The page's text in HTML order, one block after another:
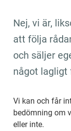
Nej, vi är,
att följa
och säljer
något lagligt
Vi kan och får
bedömning om
eller inte.